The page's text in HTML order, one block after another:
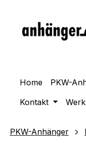
Home PKW-
Kontakt
PKW-Anhänger